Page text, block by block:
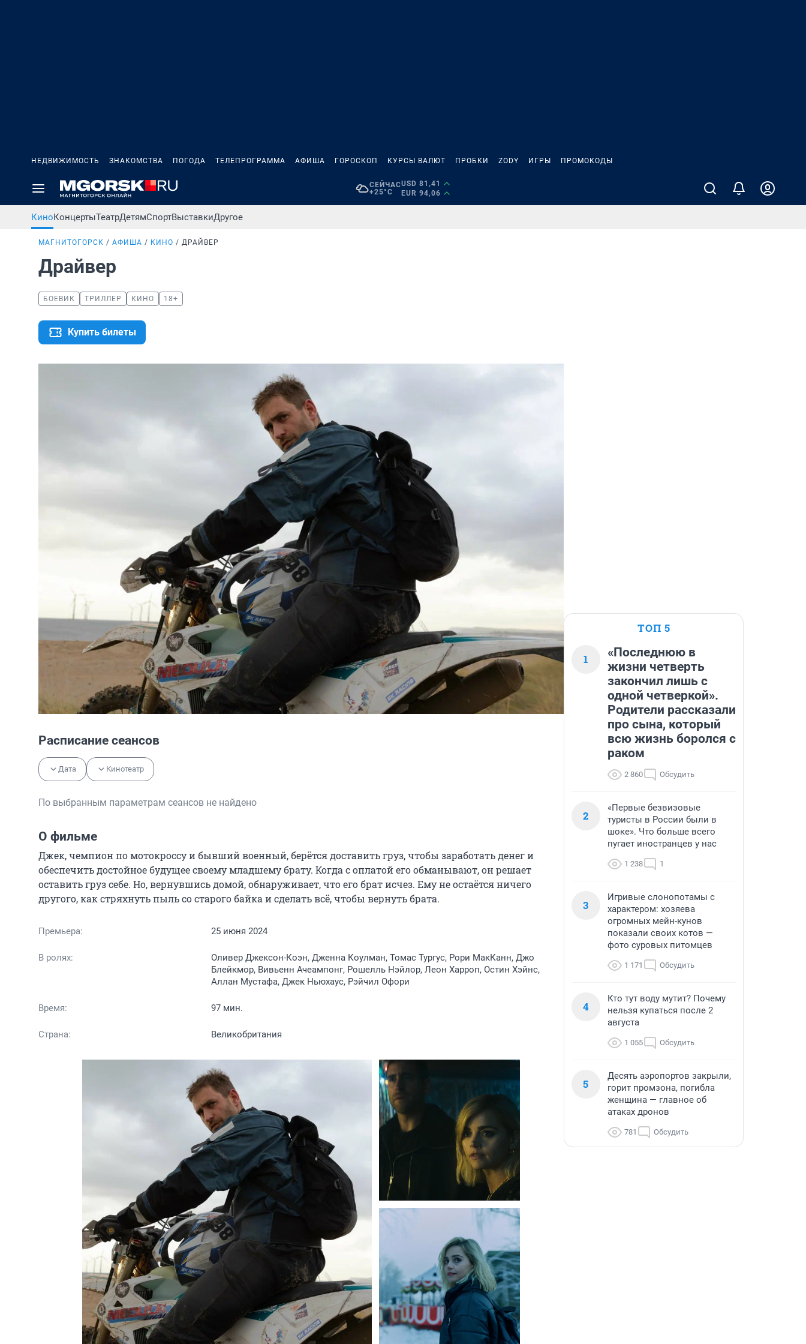
НЕДВИЖИМОСТЬ ЗНАКОМСТВА ПОГОДА ТЕЛЕПРОГРАММА АФИША ГОРОСКОП КУРСЫ ВАЛЮТ ПРОБКИ ZODY ИГРЫ ПРОМОКОДЫ
СЕЙЧАС
+25°C
USD 81,41
EUR 94,06
КиноКонцертыТеатрДетямСпортВыставкиДругое
МАГНИТОГОРСК АФИША КИНО ДРАЙВЕР
Драйвер
БОЕВИК ТРИЛЛЕР КИНО 18+
Купить билеты
Расписание сеансов
Дата Кинотеатр
По выбранным параметрам сеансов не найдено
О фильме
Джек, чемпион по мотокроссу и бывший военный, берётся доставить груз, чтобы заработать денег и
обеспечить достойное будущее своему младшему брату. Когда с оплатой его обманывают, он решает
оставить груз себе. Но, вернувшись домой, обнаруживает, что его брат исчез. Ему не остаётся ничего
другого, как стряхнуть пыль со старого байка и сделать всё, чтобы вернуть брата.
Премьера: 25 июня 2024
В ролях:
Оливер Джексон-Коэн, Дженна Коулман, Томас Тургус, Рори МакКанн, Джо
Блейкмор, Вивьенн Ачеампонг, Рошелль Нэйлор, Леон Харроп, Остин Хэйнс,
Аллан Мустафа, Джек Ньюхаус, Рэйчил Офори
Время: 97 мин.
Страна: Великобритания
ТОП 5
1
«Последнюю в
жизни четверть
закончил лишь с
одной четверкой».
Родители рассказали
про сына, который
всю жизнь боролся с
раком
2 860 Обсудить
2
«Первые безвизовые
туристы в России были в
шоке». Что больше всего
пугает иностранцев у нас
1 238 1
3
Игривые слонопотамы с
характером: хозяева
огромных мейн-кунов
показали своих котов —
фото суровых питомцев
1 171 Обсудить
4
Кто тут воду мутит? Почему
нельзя купаться после 2
августа
1 055 Обсудить
5
Десять аэропортов закрыли,
горит промзона, погибла
женщина — главное об
атаках дронов
781 Обсудить